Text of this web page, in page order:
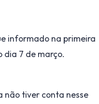
informado na primeira
dia 7 de março.
não tiver conta nesse